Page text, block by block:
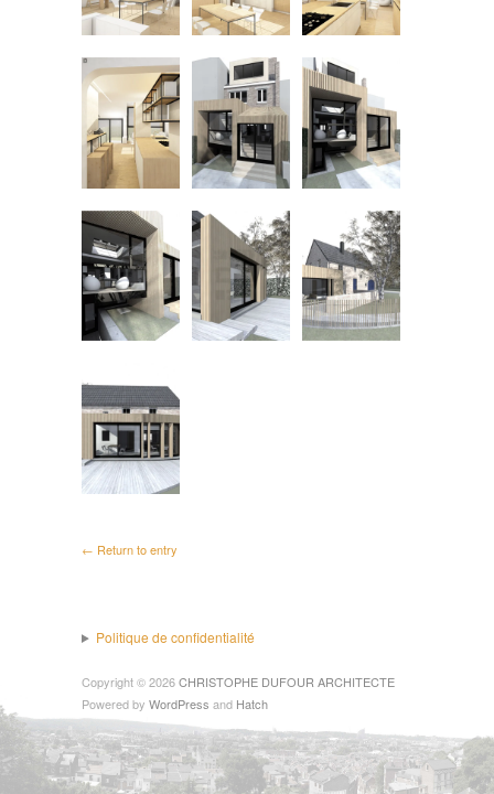
← Return to entry
Politique de confidentialité
Copyright © 2026CHRISTOPHE DUFOUR ARCHITECTE
Powered by WordPress and Hatch